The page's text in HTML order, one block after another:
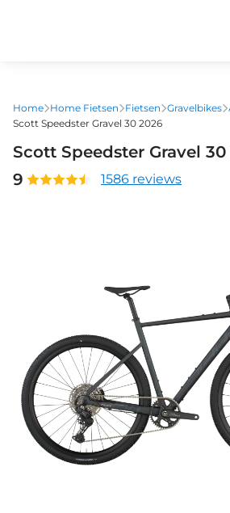
gaan
Home Home Fietsen Fietsen Gravelbikes
Scott Speedster Gravel 30 2026
Scott Speedster Gravel 30
9
1586 reviews